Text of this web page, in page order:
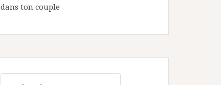
dans ton couple